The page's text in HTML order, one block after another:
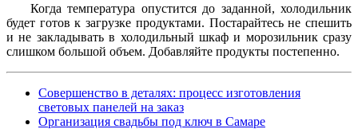
Когда температура опустится до заданной, холодильник
будет готов к загрузке продуктами. Постарайтесь не спешить
и не закладывать в холодильный шкаф и морозильник сразу
слишком большой объем. Добавляйте продукты постепенно.
Совершенство в деталях: процесс изготовления
световых панелей на заказ
Организация свадьбы под ключ в Самаре